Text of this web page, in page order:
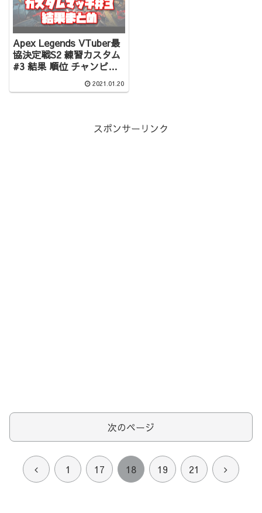
Apex Legends VTuber最
協決定戦S2 練習カスタム
#3 結果 順位 チャンピオ
2021.01.20
スポンサーリンク
次のページ
前
1 17 18 19 21
次